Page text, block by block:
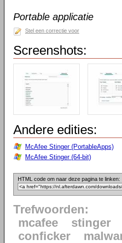
Portable applicatie
Stel een correctie voor
Screenshots:
Andere edities:
McAfee Stinger (PortableApps)
McAfee Stinger (64-bit)
HTML code om naar deze pagina te linken:
Trefwoorden:
mcafee
stinger
conficker